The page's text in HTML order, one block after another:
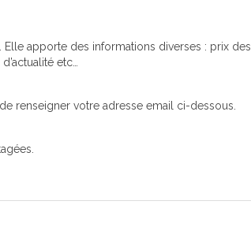
Elle apporte des informations diverses : prix des
etc…
renseigner votre adresse email ci-dessous.